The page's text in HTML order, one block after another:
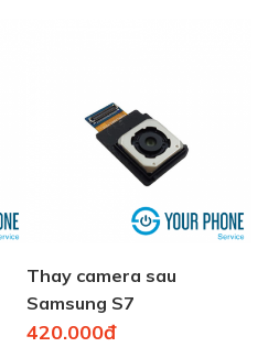
Thay camera sau
Samsung S7
420.000đ